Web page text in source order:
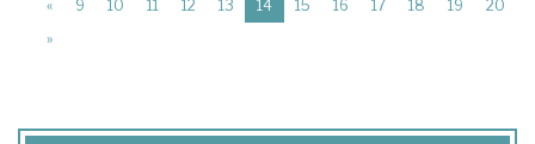
« 9 10 11 12 13 14(current)
15 16 17 18 19
20
»